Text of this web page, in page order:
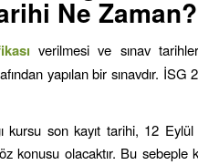
Ne Zaman?
verilmesi ve sınav
yapılan bir sınavdır. İSG
kursu son kayıt tarihi, 12 Eylül
konusu olacaktır. Bu sebeple